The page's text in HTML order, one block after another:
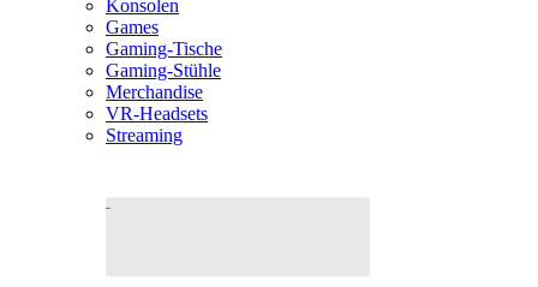
Konsolen
Games
Gaming-Tische
Gaming-Stühle
Merchandise
VR-Headsets
Streaming